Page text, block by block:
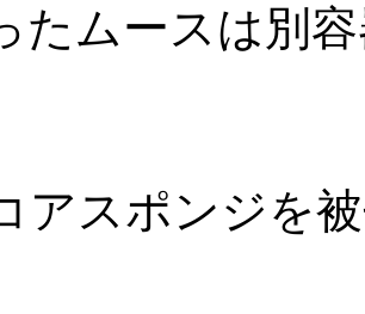
ムースは別容
アスポンジを